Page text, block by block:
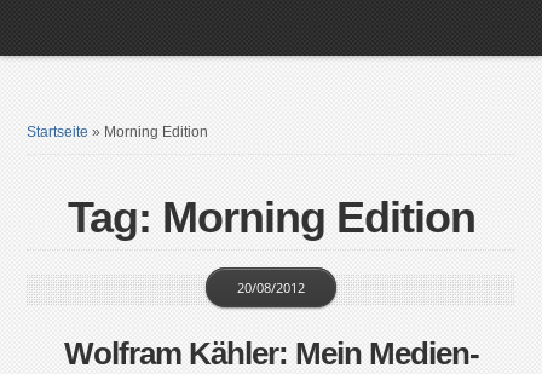
Startseite » Morning Edition
Tag: Morning Edition
Wolfram Kähler: Mein Medien-
20/08/2012